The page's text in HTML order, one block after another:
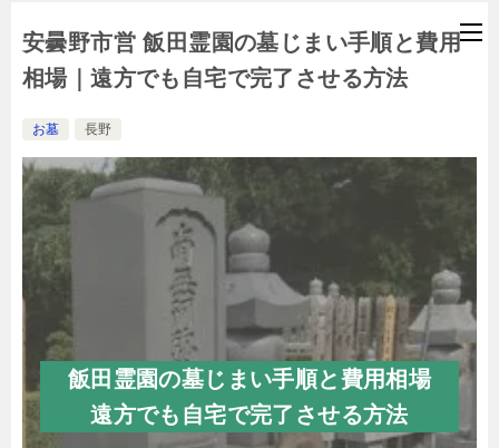
安曇野市営 飯田霊園の墓じまい手順と費用
相場｜遠方でも自宅で完了させる方法
お墓 長野
飯田霊園の墓じまい手順と費用相場
遠方でも自宅で完了させる方法